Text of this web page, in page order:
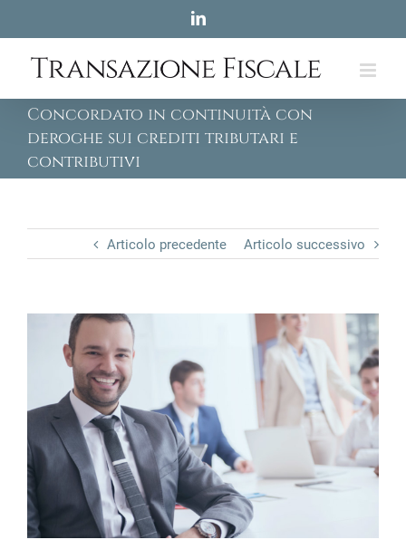
content
LinkedIn
Concordato in continuità con
deroghe sui crediti tributari e
contributivi
Articolo precedente Articolo successivo
Larger